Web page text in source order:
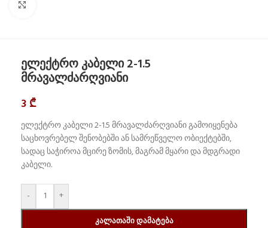
ელექტრო კაბელი 2-1.5
მრავალძარღვიანი
3 ₾
ელექტრო კაბელი 2-1.5 მრავალძარღვიანი გამოიყენება
საცხოვრებელ შენობებში ან სამრეწველო ობიექტებში,
სადაც საჭიროა მცირე ზომის, მაგრამ მყარი და მდგრადი
კაბელი.
- +
ᲙᲐᲚᲐᲗᲐᲨᲘ ᲓᲐᲛᲐᲢᲔᲑᲐ